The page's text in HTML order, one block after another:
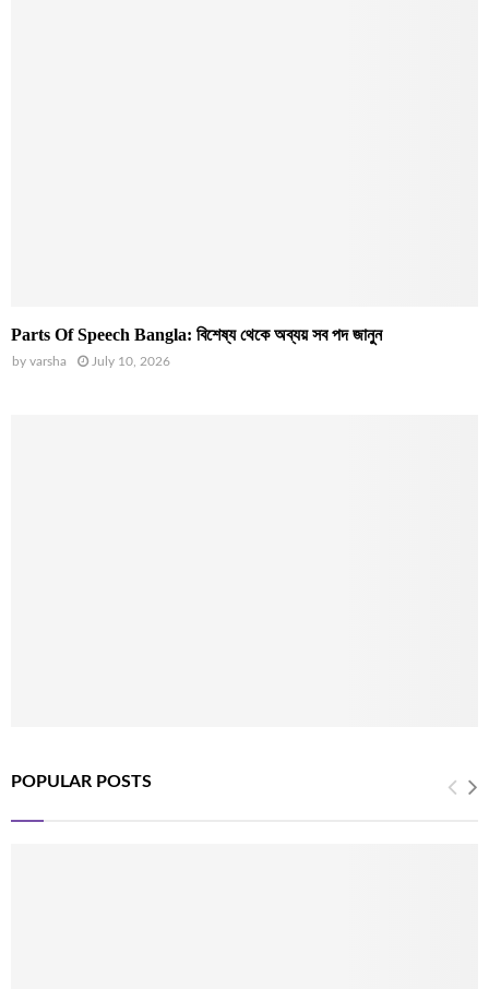
Parts Of Speech Bangla: বিশেষ্য থেকে অব্যয় সব পদ জানুন
by varsha July 10, 2026
POPULAR POSTS